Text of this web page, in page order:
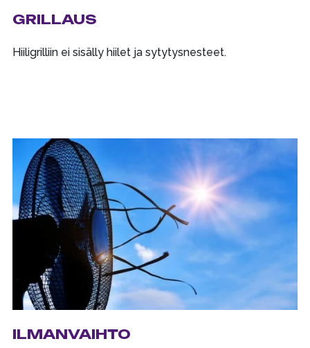
GRILLAUS
Hiiligrilliin ei sisälly hiilet ja sytytysnesteet.
ILMANVAIHTO